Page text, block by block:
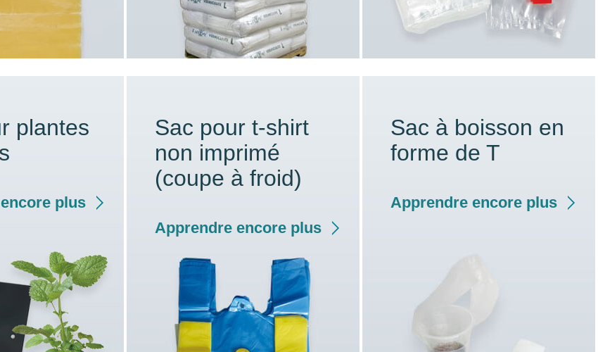
plantes
plus
Sac pour t-shirt
non imprimé
(coupe à froid)
Apprendre encore plus
Sac à boisson en
forme de T
Apprendre encore plus